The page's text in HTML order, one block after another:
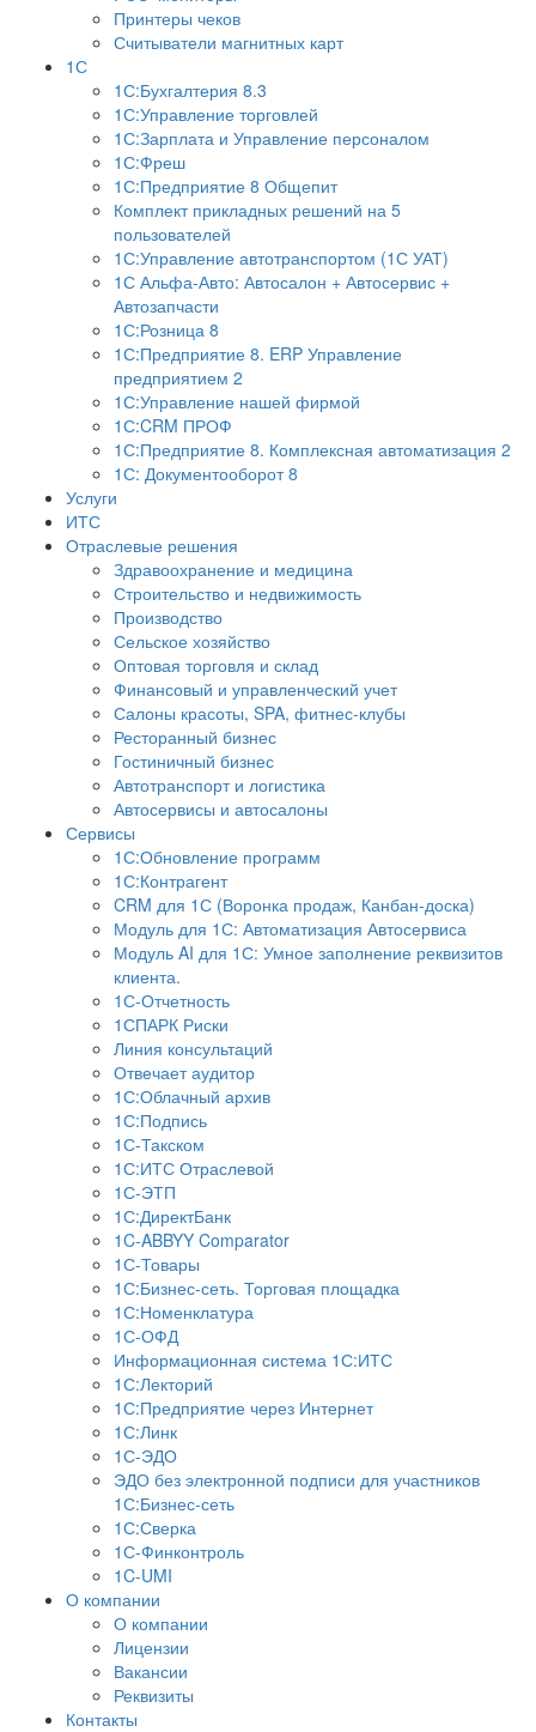
Принтеры чеков
Считыватели магнитных карт
1С
1С:Бухгалтерия 8.3
1С:Управление торговлей
1С:Зарплата и Управление персоналом
1С:Фреш
1С:Предприятие 8 Общепит
Комплект прикладных решений на 5
пользователей
1С:Управление автотранспортом (1С УАТ)
1С Альфа-Авто: Автосалон + Автосервис +
Автозапчасти
1С:Розница 8
1С:Предприятие 8. ERP Управление
предприятием 2
1С:Управление нашей фирмой
1С:CRM ПРОФ
1С:Предприятие 8. Комплексная автоматизация 2
1С: Документооборот 8
Услуги
ИТС
Отраслевые решения
Здравоохранение и медицина
Строительство и недвижимость
Производство
Сельское хозяйство
Оптовая торговля и склад
Финансовый и управленческий учет
Салоны красоты, SPA, фитнес-клубы
Ресторанный бизнес
Гостиничный бизнес
Автотранспорт и логистика
Автосервисы и автосалоны
Сервисы
1С:Обновление программ
1С:Контрагент
CRM для 1С (Воронка продаж, Канбан-доска)
Модуль для 1С: Автоматизация Автосервиса
Модуль AI для 1С: Умное заполнение реквизитов
клиента.
1С-Отчетность
1СПАРК Риски
Линия консультаций
Отвечает аудитор
1С:Облачный архив
1С:Подпись
1С-Такском
1С:ИТС Отраслевой
1С-ЭТП
1С:ДиректБанк
1C-ABBYY Comparator
1С-Товары
1С:Бизнес-сеть. Торговая площадка
1С:Номенклатура
1С-ОФД
Информационная система 1С:ИТС
1С:Лекторий
1С:Предприятие через Интернет
1С:Линк
1С-ЭДО
ЭДО без электронной подписи для участников
1С:Бизнес-сеть
1С:Сверка
1С-Финконтроль
1C-UMI
О компании
О компании
Лицензии
Вакансии
Реквизиты
Контакты